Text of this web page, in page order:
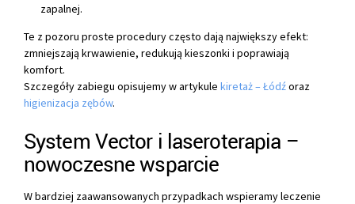
zapalnej.
Te z pozoru proste procedury często dają największy efekt:
zmniejszają krwawienie, redukują kieszonki i poprawiają
komfort.
Szczegóły zabiegu opisujemy w artykule kiretaż – Łódźoraz
higienizacja zębów.
System Vector i laseroterapia –
nowoczesne wsparcie
W bardziej zaawansowanych przypadkach wspieramy leczenie